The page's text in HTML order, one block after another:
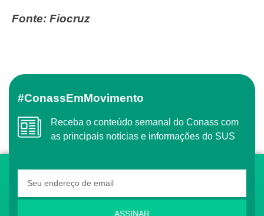
Fonte: Fiocruz
#ConassEmMovimento
Receba o conteúdo semanal do Conass com
as principais notícias e informações do SUS
ASSINAR